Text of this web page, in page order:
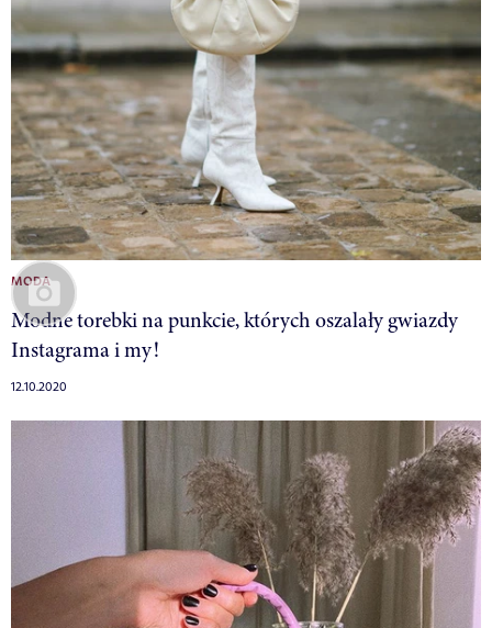
MODA
Modne torebki na punkcie, których oszalały gwiazdy
Instagrama i my!
12.10.2020